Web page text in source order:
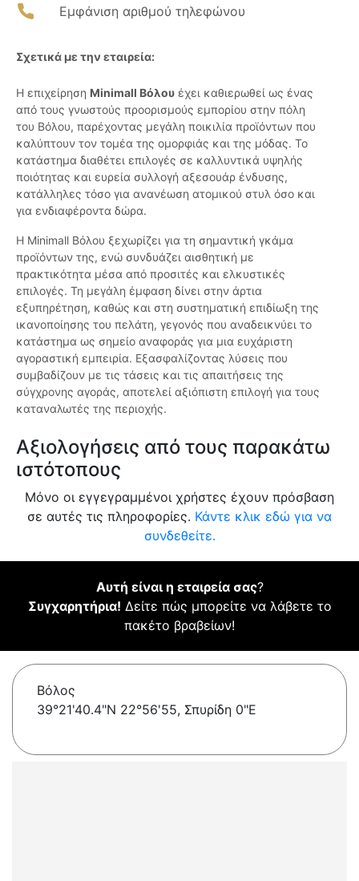
Εμφάνιση αριθμού τηλεφώνου
Σχετικά με την εταιρεία:
Η επιχείρηση Minimall Βόλου έχει καθιερωθεί ως ένας
από τους γνωστούς προορισμούς εμπορίου στην πόλη
του Βόλου, παρέχοντας μεγάλη ποικιλία προϊόντων που
καλύπτουν τον τομέα της ομορφιάς και της μόδας. Το
κατάστημα διαθέτει επιλογές σε καλλυντικά υψηλής
ποιότητας και ευρεία συλλογή αξεσουάρ ένδυσης,
κατάλληλες τόσο για ανανέωση ατομικού στυλ όσο και
για ενδιαφέροντα δώρα.
Η Minimall Βόλου ξεχωρίζει για τη σημαντική γκάμα
προϊόντων της, ενώ συνδυάζει αισθητική με
πρακτικότητα μέσα από προσιτές και ελκυστικές
επιλογές. Τη μεγάλη έμφαση δίνει στην άρτια
εξυπηρέτηση, καθώς και στη συστηματική επιδίωξη της
ικανοποίησης του πελάτη, γεγονός που αναδεικνύει το
κατάστημα ως σημείο αναφοράς για μια ευχάριστη
αγοραστική εμπειρία. Εξασφαλίζοντας λύσεις που
συμβαδίζουν με τις τάσεις και τις απαιτήσεις της
σύγχρονης αγοράς, αποτελεί αξιόπιστη επιλογή για τους
καταναλωτές της περιοχής.
Αξιολογήσεις από τους παρακάτω
ιστότοπους
Μόνο οι εγγεγραμμένοι χρήστες έχουν πρόσβαση
σε αυτές τις πληροφορίες. Κάντε κλικ εδώ για να
συνδεθείτε.
Αυτή είναι η εταιρεία σας?
Συγχαρητήρια! Δείτε πώς μπορείτε να λάβετε το
πακέτο βραβείων!
Βόλος
39°21'40.4"N 22°56'55, Σπυρίδη 0"E